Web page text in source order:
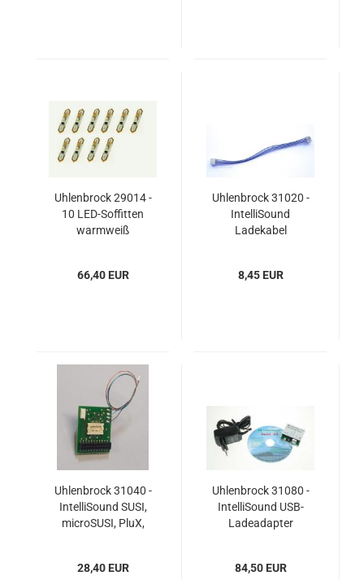
Uhlenbrock 29014 -
10 LED-Soffitten
warmweiß
66,40 EUR
Uhlenbrock 31020 -
IntelliSound
Ladekabel
8,45 EUR
Uhlenbrock 31040 -
IntelliSound SUSI,
microSUSI, PluX,
28,40 EUR
Uhlenbrock 31080 -
IntelliSound USB-
Ladeadapter
84,50 EUR